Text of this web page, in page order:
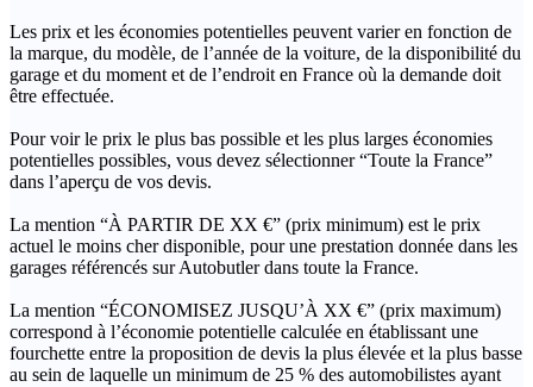
Les prix et les économies potentielles peuvent varier en fonction de
la marque, du modèle, de l’année de la voiture, de la disponibilité du
garage et du moment et de l’endroit en France où la demande doit
être effectuée.
Pour voir le prix le plus bas possible et les plus larges économies
potentielles possibles, vous devez sélectionner “Toute la France”
dans l’aperçu de vos devis.
La mention “À PARTIR DE XX €” (prix minimum) est le prix
actuel le moins cher disponible, pour une prestation donnée dans les
garages référencés sur Autobutler dans toute la France.
La mention “ÉCONOMISEZ JUSQU’À XX €” (prix maximum)
correspond à l’économie potentielle calculée en établissant une
fourchette entre la proposition de devis la plus élevée et la plus basse
au sein de laquelle un minimum de 25 % des automobilistes ayant